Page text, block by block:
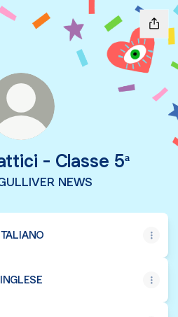
- Classe 5ª
NEWS
INGLESE